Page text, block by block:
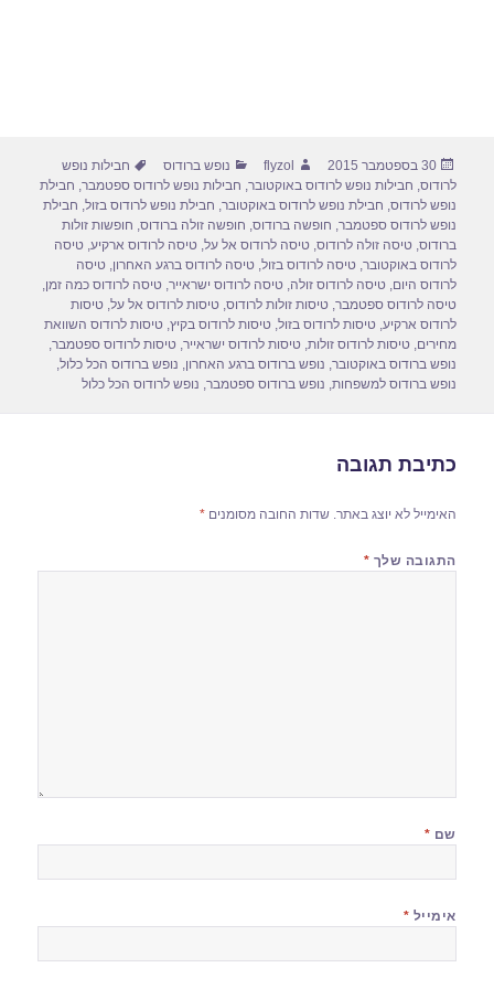
פורסם
בתאריך
30 בספטמבר 2015 מחבר
flyzol קטגוריות
נופש ברודוס תגיות
חבילות נופש
לרודוס, חבילות נופש לרודוס באוקטובר, חבילות נופש לרודוס ספטמבר, חבילת
נופש לרודוס, חבילת נופש לרודוס באוקטובר, חבילת נופש לרודוס בזול, חבילת
נופש לרודוס ספטמבר, חופשה ברודוס, חופשה זולה ברודוס, חופשות זולות
ברודוס,טיסה זולה לרודוס,טיסה לרודוס אל על,טיסה לרודוס ארקיע,טיסה
לרודוס באוקטובר,טיסה לרודוס בזול,טיסה לרודוס ברגע האחרון,טיסה
לרודוס היום,טיסה לרודוס זולה,טיסה לרודוס ישראייר,טיסה לרודוס כמה זמן,
טיסה לרודוס ספטמבר,טיסות זולות לרודוס,טיסות לרודוס אל על,טיסות
לרודוס ארקיע,טיסות לרודוס בזול,טיסות לרודוס בקיץ,טיסות לרודוס השוואת
מחירים,טיסות לרודוס זולות,טיסות לרודוס ישראייר,טיסות לרודוס ספטמבר,
נופש ברודוס באוקטובר, נופש ברודוס ברגע האחרון, נופש ברודוס הכל כלול,
נופש ברודוס למשפחות, נופש ברודוס ספטמבר, נופש לרודוס הכל כלול
כתיבת תגובה
האימייל לא יוצג באתר. שדות החובה מסומנים*
התגובה שלך *
שם *
אימייל *